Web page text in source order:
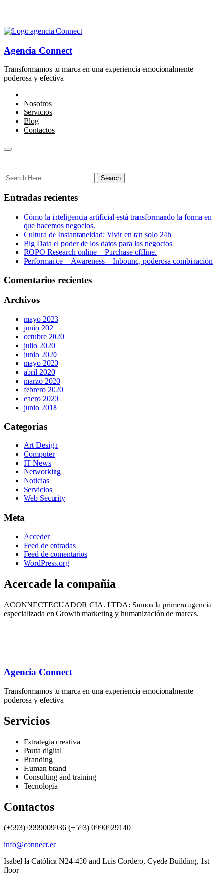
Agencia Connect
Transformamos tu marca en una experiencia emocionalmente
poderosa y efectiva
Nosotros
Servicios
Blog
Contactos
Entradas recientes
Cómo la inteligencia artificial está transformando la forma en
que hacemos negocios.
Cultura de Instantaneidad: Vivir en tan solo 24h
Big Data el poder de los datos para los negocios
ROPO Research online – Purchase offline.
Performance + Awareness + Inbound, poderosa combinación
Comentarios recientes
Archivos
mayo 2023
junio 2021
octubre 2020
julio 2020
junio 2020
mayo 2020
abril 2020
marzo 2020
febrero 2020
enero 2020
junio 2018
Categorías
Art Design
Computer
IT News
Networking
Noticias
Servicios
Web Security
Meta
Acceder
Feed de entradas
Feed de comentarios
WordPress.org
Acercade la compañia
ACONNECTECUADOR CIA. LTDA: Somos la primera agencia
especializada en Growth marketing y humanización de marcas.
Agencia Connect
Transformamos tu marca en una experiencia emocionalmente
poderosa y efectiva
Servicios
Estrategia creativa
Pauta digital
Branding
Human brand
Consulting and training
Tecnología
Contactos
(+593) 0999009936 (+593) 0990929140
info@connect.ec
Isabel la Católica N24-430 and Luis Cordero, Cyede Building, 1st
floor